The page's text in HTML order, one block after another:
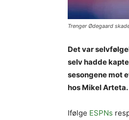
Trenger Ødegaard
Det var
selv hadde
sesongene mot
hos Mikel
Ifølge ESPNs